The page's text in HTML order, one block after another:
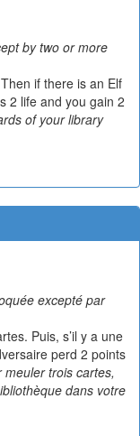
by two or more
if there is an Elf
2 life and you gain 2
of your library
excepté par
Puis, s’il y a une
perd 2 points
meuler trois cartes,
dans votre